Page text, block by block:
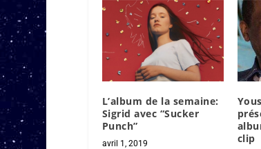
L’album de la semaine:
Sigrid avec “Sucker
Punch”
avril 1, 2019
clip